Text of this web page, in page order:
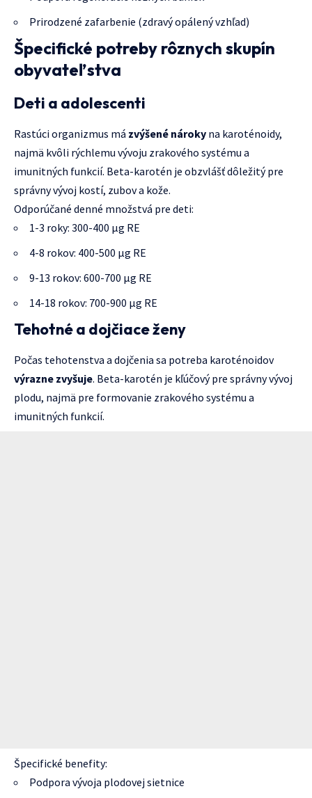
Prirodzené zafarbenie (zdravý opálený vzhľad)
Špecifické potreby rôznych skupín
obyvateľstva
Deti a adolescenti
Rastúci organizmus má zvýšené nároky na karoténoidy,
najmä kvôli rýchlemu vývoju zrakového systému a
imunitných funkcií. Beta-karotén je obzvlášť dôležitý pre
správny vývoj kostí, zubov a kože.
Odporúčané denné množstvá pre deti:
1-3 roky: 300-400 μg RE
4-8 rokov: 400-500 μg RE
9-13 rokov: 600-700 μg RE
14-18 rokov: 700-900 μg RE
Tehotné a dojčiace ženy
Počas tehotenstva a dojčenia sa potreba karoténoidov
výrazne zvyšuje. Beta-karotén je kľúčový pre správny vývoj
plodu, najmä pre formovanie zrakového systému a
imunitných funkcií.
Špecifické benefity:
Podpora vývoja plodovej sietnice